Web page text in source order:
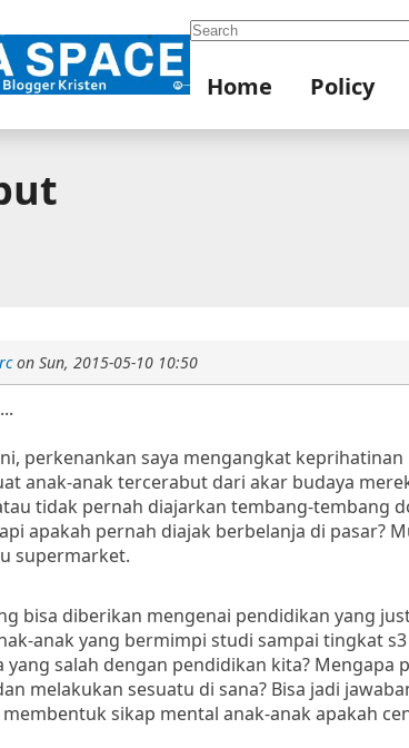
Search
Home Policy
on Sun, 2015-05-10 10:50
perkenankan saya mengangkat
anak-anak tercerabut dari akar budaya
tidak pernah diajarkan tembang-tembang
apakah pernah diajak berbelanja di pasar?
supermarket.
bisa diberikan mengenai pendidikan yang
anak yang bermimpi studi sampai tingkat
yang salah dengan pendidikan kita?
melakukan sesuatu di sana? Bisa jadi
sikap mental anak-anak apakah